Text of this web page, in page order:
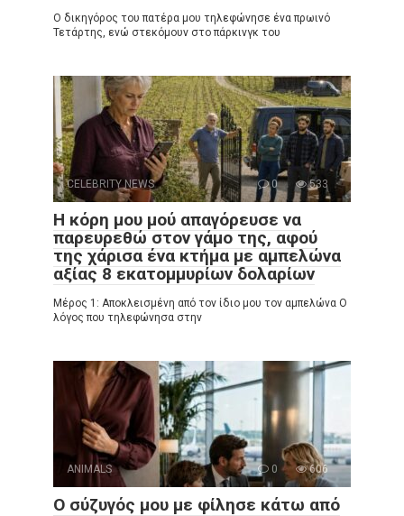
Ο δικηγόρος του πατέρα μου τηλεφώνησε ένα πρωινό
Τετάρτης, ενώ στεκόμουν στο πάρκινγκ του
CELEBRITY NEWS 0 533
Η κόρη μου μού απαγόρευσε να
παρευρεθώ στον γάμο της, αφού
της χάρισα ένα κτήμα με αμπελώνα
αξίας 8 εκατομμυρίων δολαρίων
Μέρος 1: Αποκλεισμένη από τον ίδιο μου τον αμπελώνα Ο
λόγος που τηλεφώνησα στην
ANIMALS 0 606
Ο σύζυγός μου με φίλησε κάτω από